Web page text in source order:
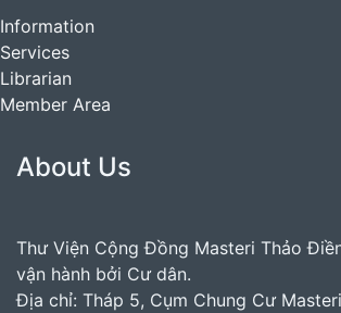
Information
Services
Librarian
Member Area
About Us
Thư Viện Cộng Đồng Masteri Thảo
vận hành bởi Cư dân.
Địa chỉ: Tháp 5, Cụm Chung Cư